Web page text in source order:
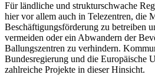
Für ländliche und strukturschwache
hier vor allem auch in Telezentren, die
Beschäftigungsförderung zu betreiben
vermeiden oder ein Abwandern der
Ballungszentren zu verhindern.
Bundesregierung und die Europäische
zahlreiche Projekte in dieser Hinsicht.